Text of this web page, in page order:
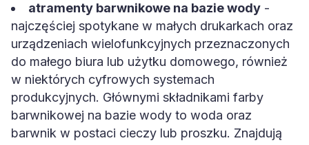
atramenty barwnikowe na bazie wody -
najczęściej spotykane w małych drukarkach oraz
urządzeniach wielofunkcyjnych przeznaczonych
do małego biura lub użytku domowego, również
w niektórych cyfrowych systemach
produkcyjnych. Głównymi składnikami farby
barwnikowej na bazie wody to woda oraz
barwnik w postaci cieczy lub proszku. Znajdują